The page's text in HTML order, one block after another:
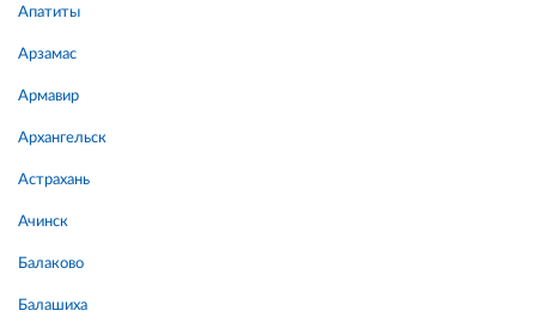
Апатиты
Арзамас
Армавир
Архангельск
Астрахань
Ачинск
Балаково
Балашиха